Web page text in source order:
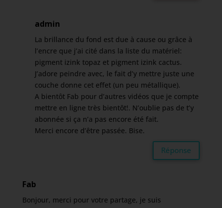
admin
La brillance du fond est due à cause ou grâce à
l’encre que j’ai cité dans la liste du matériel:
pigment izink topaz et pigment izink cactus.
J’adore peindre avec, le fait d’y mettre juste une
couche donne cet effet (un peu métallique).
A bientôt Fab pour d’autres vidéos que je compte
mettre en ligne très bientôt!. N’oublie pas de t’y
abonnée si ça n’a pas encore été fait.
Merci encore d’être passée. Bise.
Réponse
Fab
Bonjour, merci pour votre partage, je suis